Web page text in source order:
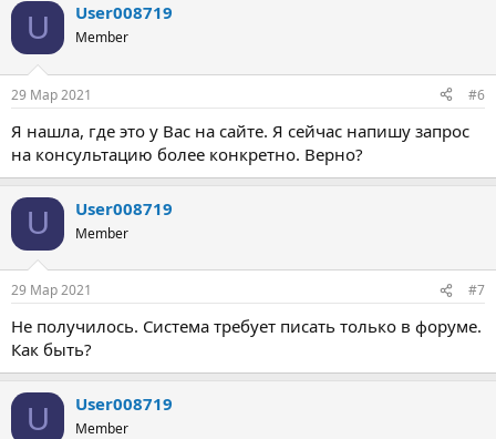
U User008719
Member
29 Мар 2021 #6
Я нашла, где это у Вас на сайте. Я сейчас напишу запрос
на консультацию более конкретно. Верно?
U User008719
Member
29 Мар 2021 #7
Не получилось. Система требует писать только в форуме.
Как быть?
U User008719
Member